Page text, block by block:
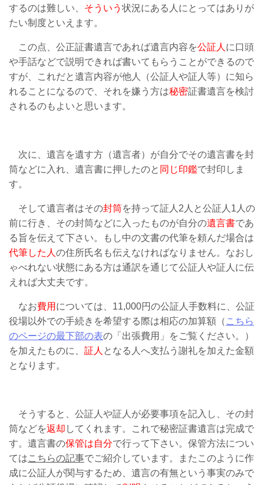
するのは難しい、 そういう 状況にある人にとってはありが
たい制度といえます。
この点、公正証書遺言であれば遺言内容を公証人 に口頭
や手話などで説明できれば書いてもらうことができるので
すが、これだと遺言内容が他人（公証人や証人等）に知ら
れることになるので、それを嫌う方は秘密証書遺言を検討
されるのもよいと思います。
次に、遺言を遺す方（遺言者）が自分でその遺言書を封
筒などに入れ、遺言書に押したのと 同じ印鑑で封印しま
す。
そして遺言者はその封筒を持って証人2人と公証人1人の
前に行き、その封筒などに入ったものが自分の遺言書であ
る旨を伝えて下さい。もし中の文書の代筆を頼んだ場合は
代筆した人 の住所氏名も伝えなければなりません。なおし
ゃべれない状態にある方は通訳を通じて公証人や証人に伝
えれば大丈夫です。
なお費用 については、11,000円の公証人手数料に、公証
役場以外での手続きを希望する際は相応の加算額（ こちら
のページの最下部の表の「出張費用」をご覧ください。）
を加えたものに、 証人 となる人へ支払う謝礼を加えた金額
となります。
そうすると、公証人や証人が必要事項を記入し、その封
筒などを返却 してくれます。これで秘密証書遺言は完成で
す。遺言書の保管は自分で行って下さい。保管方法につい
てはこちらの記事でご紹介しています。またこのように作
成に公証人が関与するため、遺言の有無という事実のみで